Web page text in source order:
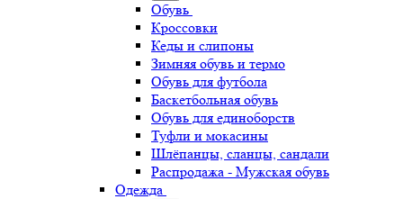
Обувь
Кроссовки
Кеды и слипоны
Зимняя обувь и термо
Обувь для футбола
Баскетбольная обувь
Обувь для единоборств
Туфли и мокасины
Шлёпанцы, сланцы, сандали
Распродажа - Мужская обувь
Одежда